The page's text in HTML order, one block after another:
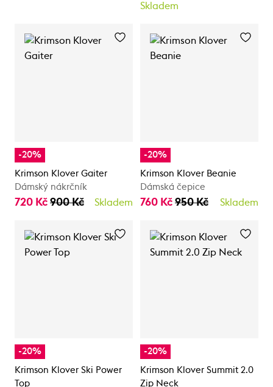
Skladem
-20%
Krimson Klover Gaiter
Dámský nákrčník
720 Kč 900 Kč Skladem
-20%
Krimson Klover Beanie
Dámská čepice
760 Kč 950 Kč Skladem
-20%
Krimson Klover Ski Power
Top
-20%
Krimson Klover Summit 2.0
Zip Neck